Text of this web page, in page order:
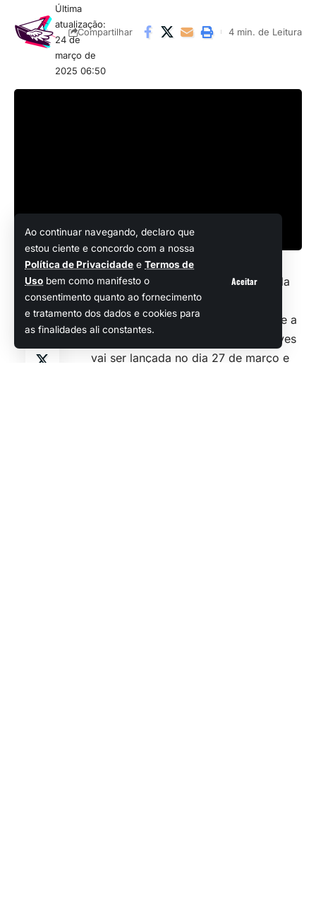
Ao continuar navegando, declaro que
estou ciente e concordo com a nossa
Política de Privacidade e Termos de
Uso bem como manifesto o
consentimento quanto ao fornecimento
e tratamento dos dados e cookies para
as finalidades ali constantes.
Aceitar
Última
atualização:
24 de
março de
2025 06:50
Compartilhar 4 min. de Leitura
Compartilhar
No último fim de semana, os devs da
Kuro Games promoveram uma live
especial, com vistas a confirmar que a
versão 2.2 do ótimo
Wuthering Waves
vai ser lançada no dia 27 de março e